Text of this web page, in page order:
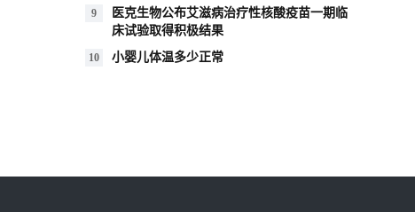
9
医克生物公布艾滋病治疗性核酸疫苗一期临
床试验取得积极结果
10 小婴儿体温多少正常